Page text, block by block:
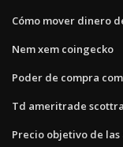
Cómo mover dinero
Nem xem coingecko
Poder de compra
Td ameritrade
Precio objetivo de